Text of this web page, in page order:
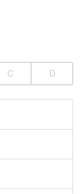
C D